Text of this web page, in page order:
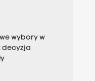
wybory w
decyzja